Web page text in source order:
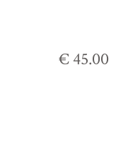
€ 45.00